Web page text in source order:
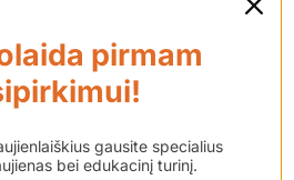
(pagalvėlės)
€33.00
pirmam
gausite specialius
bei edukacinį turinį.